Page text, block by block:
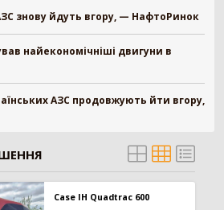
знову йдуть вгору, — НафтоРинок
найекономічніші двигуни в
АЗС продовжують йти вгору,
Case IH Quadtrac 600